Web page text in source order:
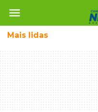
menu
Mais lidas